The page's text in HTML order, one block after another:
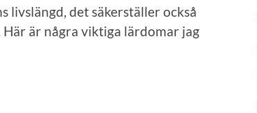
livslängd, det säkerställer också
Här är några viktiga lärdomar jag